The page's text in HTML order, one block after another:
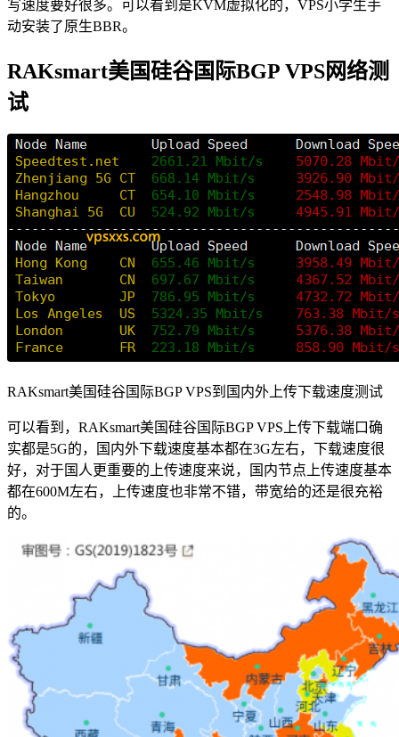
写速度要好很多。可以看到是KVM虚拟化的，VPS小学生手
动安装了原生BBR。
RAKsmart美国硅谷国际BGP VPS网络测
试
RAKsmart美国硅谷国际BGP VPS到国内外上传下载速度测试
可以看到，RAKsmart美国硅谷国际BGP VPS上传下载端口确
实都是5G的，国内外下载速度基本都在3G左右，下载速度很
好，对于国人更重要的上传速度来说，国内节点上传速度基本
都在600M左右，上传速度也非常不错，带宽给的还是很充裕
的。